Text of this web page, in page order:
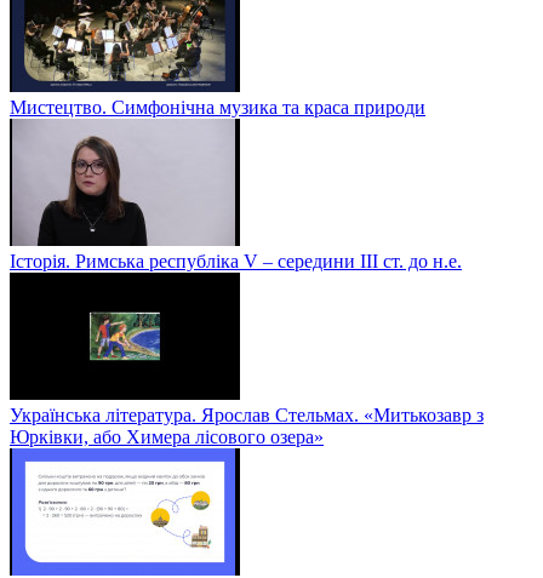
Мистецтво. Симфонічна музика та краса природи
Історія. Римська республіка V – середини ІІІ ст. до н.е.
Українська література. Ярослав Стельмах. «Митькозавр з
Юрківки, або Химера лісового озера»